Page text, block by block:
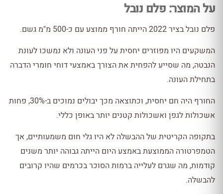
על המוצר: פלם נובל
פלם נובל בציר 2022 הייתה חורף ממוצע עם כ-500 מ"מ גשם.
המשקעים היו מפוזרים יחסית על פני העונה ולא נמשכו לעונת
הנבטה, מה שסייע להפחית את הצורך באמצעי דוחי חומרי הדברה
בתחילת העונה.
החורף היה חם יחסית, וכתוצאה מכך יבולים נמוכים ב-30%, פחות
אשכולות לגפן ואשכולות קטנים יותר באופן כללי.
בתקופה הקריטית של ההבשלה לא היו גלי חום משמעותיים, אך
הטמפרטורה הממוצעת באמצע היום הייתה גבוהה יותר משנים
קודמות, מה שגרם לעלייה ברמות הסוכר בכרמים שהיו קרובים
להבשלה.